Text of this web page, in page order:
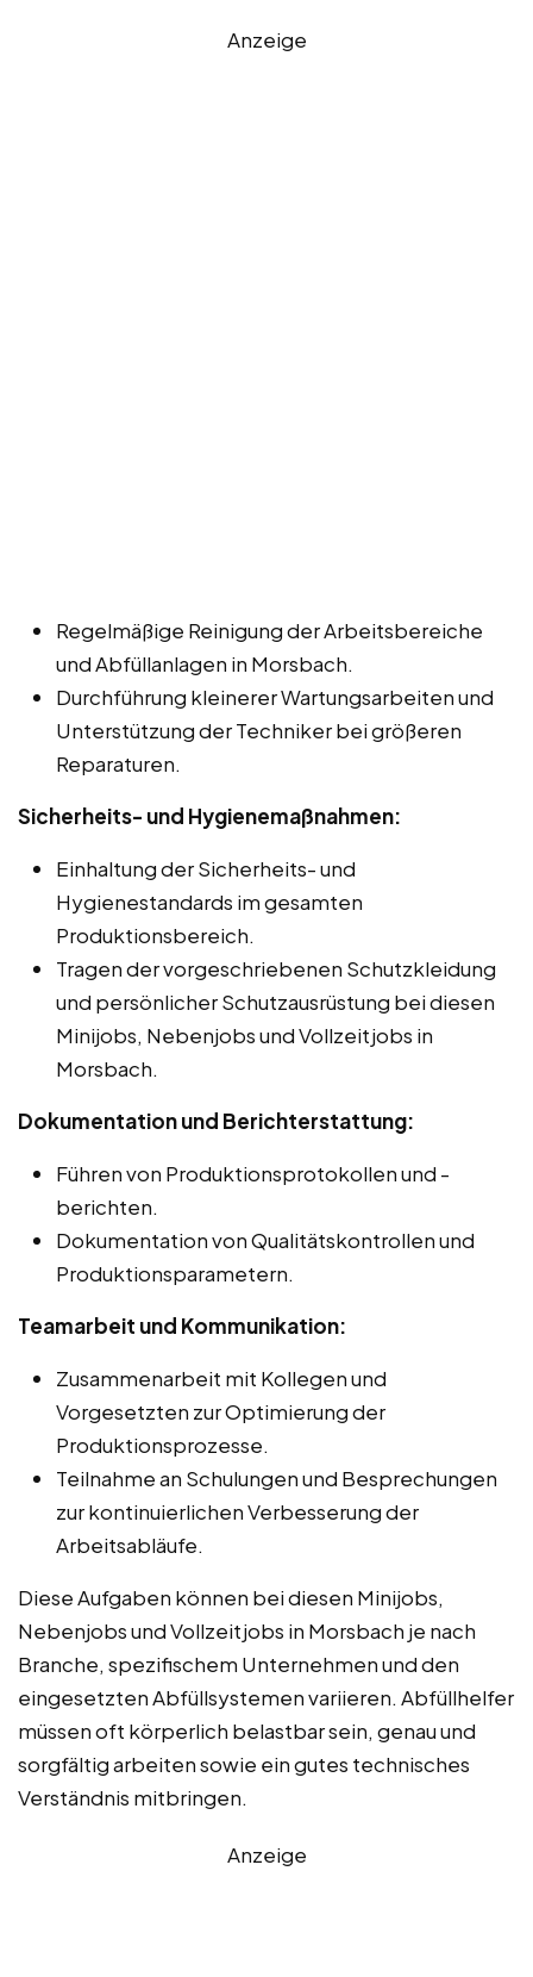
Anzeige
Regelmäßige Reinigung der Arbeitsbereiche
und Abfüllanlagen in Morsbach.
Durchführung kleinerer Wartungsarbeiten und
Unterstützung der Techniker bei größeren
Reparaturen.
Sicherheits- und Hygienemaßnahmen:
Einhaltung der Sicherheits- und
Hygienestandards im gesamten
Produktionsbereich.
Tragen der vorgeschriebenen Schutzkleidung
und persönlicher Schutzausrüstung bei diesen
Minijobs, Nebenjobs und Vollzeitjobs in
Morsbach.
Dokumentation und Berichterstattung:
Führen von Produktionsprotokollen und -
berichten.
Dokumentation von Qualitätskontrollen und
Produktionsparametern.
Teamarbeit und Kommunikation:
Zusammenarbeit mit Kollegen und
Vorgesetzten zur Optimierung der
Produktionsprozesse.
Teilnahme an Schulungen und Besprechungen
zur kontinuierlichen Verbesserung der
Arbeitsabläufe.
Diese Aufgaben können bei diesen Minijobs,
Nebenjobs und Vollzeitjobs in Morsbach je nach
Branche, spezifischem Unternehmen und den
eingesetzten Abfüllsystemen variieren. Abfüllhelfer
müssen oft körperlich belastbar sein, genau und
sorgfältig arbeiten sowie ein gutes technisches
Verständnis mitbringen.
Anzeige